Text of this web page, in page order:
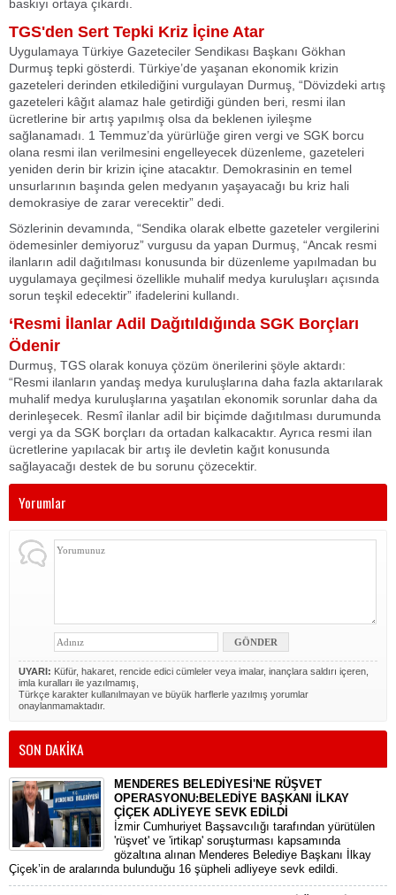
baskıyı ortaya çıkardı.
TGS'den Sert Tepki Kriz İçine Atar
Uygulamaya Türkiye Gazeteciler Sendikası Başkanı Gökhan
Durmuş tepki gösterdi. Türkiye’de yaşanan ekonomik krizin
gazeteleri derinden etkilediğini vurgulayan Durmuş, “Dövizdeki artış
gazeteleri kâğıt alamaz hale getirdiği günden beri, resmi ilan
ücretlerine bir artış yapılmış olsa da beklenen iyileşme
sağlanamadı. 1 Temmuz’da yürürlüğe giren vergi ve SGK borcu
olana resmi ilan verilmesini engelleyecek düzenleme, gazeteleri
yeniden derin bir krizin içine atacaktır. Demokrasinin en temel
unsurlarının başında gelen medyanın yaşayacağı bu kriz hali
demokrasiye de zarar verecektir” dedi.
Sözlerinin devamında, “Sendika olarak elbette gazeteler vergilerini
ödemesinler demiyoruz” vurgusu da yapan Durmuş, “Ancak resmi
ilanların adil dağıtılması konusunda bir düzenleme yapılmadan bu
uygulamaya geçilmesi özellikle muhalif medya kuruluşları açısında
sorun teşkil edecektir” ifadelerini kullandı.
‘Resmi İlanlar Adil Dağıtıldığında SGK Borçları
Ödenir
Durmuş, TGS olarak konuya çözüm önerilerini şöyle aktardı:
“Resmi ilanların yandaş medya kuruluşlarına daha fazla aktarılarak
muhalif medya kuruluşlarına yaşatılan ekonomik sorunlar daha da
derinleşecek. Resmî ilanlar adil bir biçimde dağıtılması durumunda
vergi ya da SGK borçları da ortadan kalkacaktır. Ayrıca resmi ilan
ücretlerine yapılacak bir artış ile devletin kağıt konusunda
sağlayacağı destek de bu sorunu çözecektir.
Yorumlar
UYARI: Küfür, hakaret, rencide edici cümleler veya imalar, inançlara saldırı içeren,
imla kuralları ile yazılmamış,
Türkçe karakter kullanılmayan ve büyük harflerle yazılmış yorumlar
onaylanmamaktadır.
SON DAKİKA
MENDERES BELEDİYESİ'NE RÜŞVET
OPERASYONU:BELEDİYE BAŞKANI İLKAY
ÇİÇEK ADLİYEYE SEVK EDİLDİ
​İzmir Cumhuriyet Başsavcılığı tarafından yürütülen
'rüşvet' ve 'irtikap' soruşturması kapsamında
gözaltına alınan Menderes Belediye Başkanı İlkay
Çiçek’in de aralarında bulunduğu 16 şüpheli adliyeye sevk edildi.